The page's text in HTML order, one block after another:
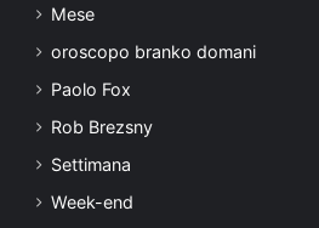
Mese
oroscopo branko domani
Paolo Fox
Rob Brezsny
Settimana
Week-end